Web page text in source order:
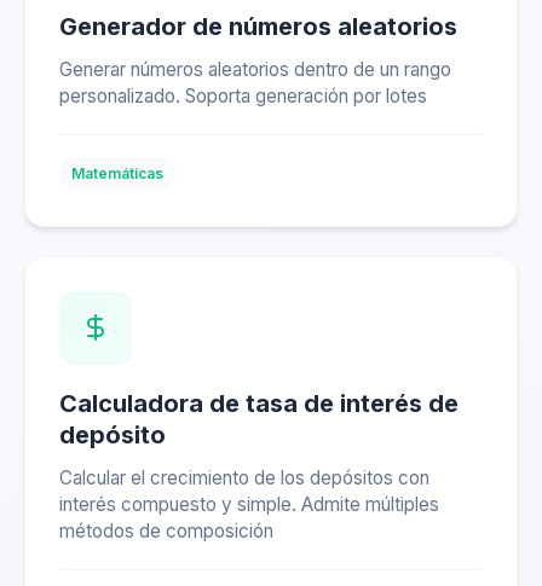
Generador de números aleatorios
Generar números aleatorios dentro de un rango
personalizado. Soporta generación por lotes
Matemáticas
Calculadora de tasa de interés de
depósito
Calcular el crecimiento de los depósitos con
interés compuesto y simple. Admite múltiples
métodos de composición